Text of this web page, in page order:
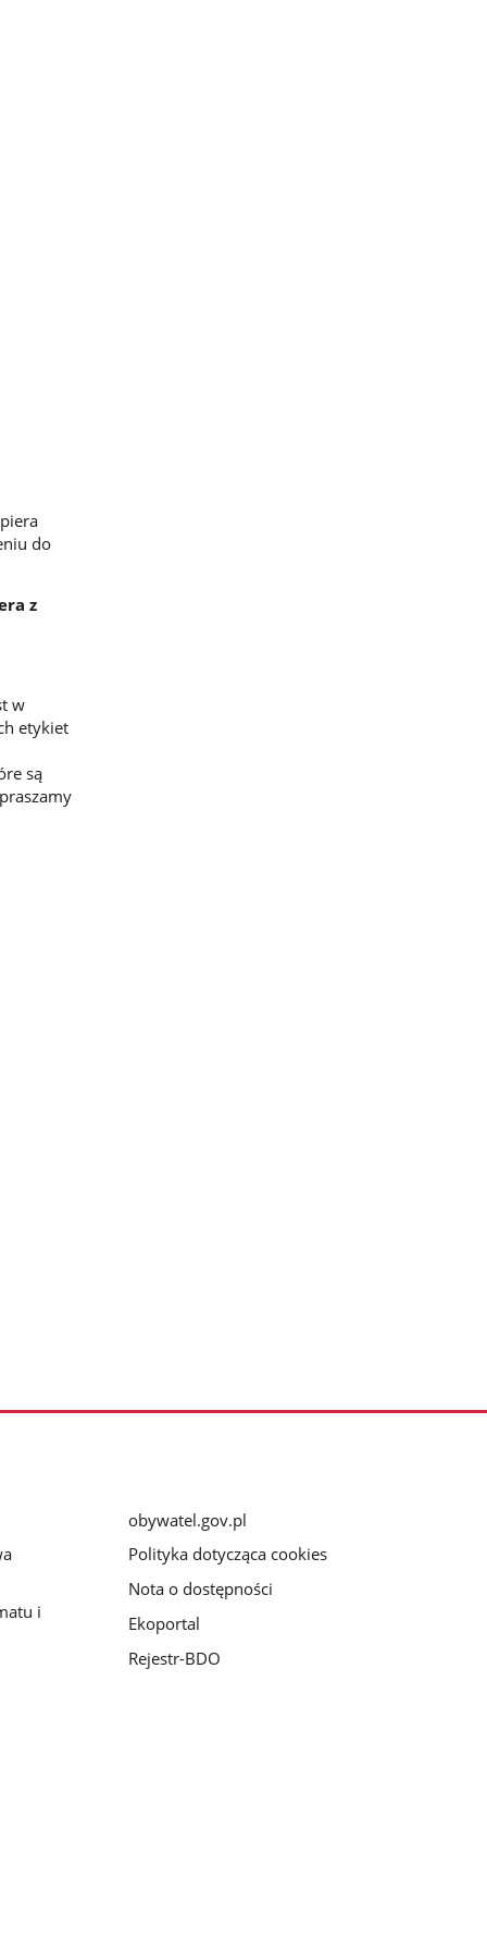
do
z
w
etykiet
są
i
obywatel.gov.pl
Polityka dotycząca cookies
Nota o dostępności
Ekoportal
Rejestr-BDO